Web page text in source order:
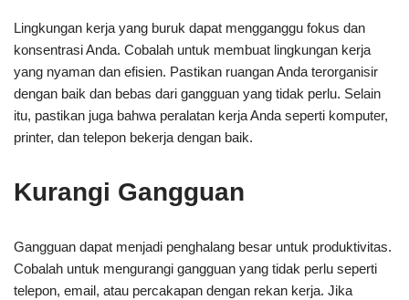
Lingkungan kerja yang buruk dapat mengganggu fokus dan
konsentrasi Anda. Cobalah untuk membuat lingkungan kerja
yang nyaman dan efisien. Pastikan ruangan Anda terorganisir
dengan baik dan bebas dari gangguan yang tidak perlu. Selain
itu, pastikan juga bahwa peralatan kerja Anda seperti komputer,
printer, dan telepon bekerja dengan baik.
Kurangi Gangguan
Gangguan dapat menjadi penghalang besar untuk produktivitas.
Cobalah untuk mengurangi gangguan yang tidak perlu seperti
telepon, email, atau percakapan dengan rekan kerja. Jika